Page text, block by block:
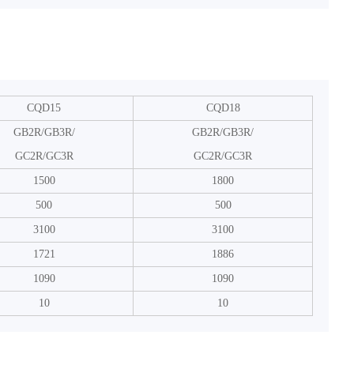
CQD15 CQD18
GB2R/GB3R/
GC2R/GC3R
GB2R/GB3R/
GC2R/GC3R
1500 1800
500 500
3100 3100
1721 1886
1090 1090
10 10